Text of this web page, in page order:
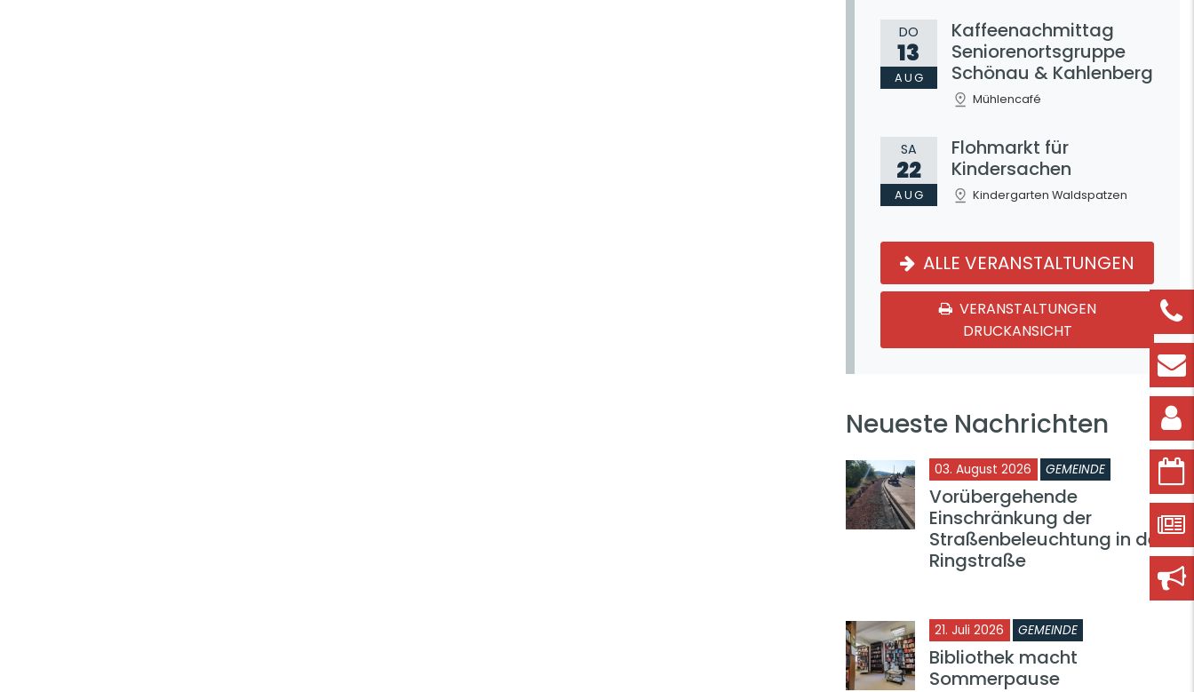
DO
13
AUG
Kaffeenachmittag
Seniorenortsgruppe
Schönau & Kahlenberg
Mühlencafé
SA
22
AUG
Flohmarkt für
Kindersachen
Kindergarten Waldspatzen
ALLE VERANSTALTUNGEN
VERANSTALTUNGEN
DRUCKANSICHT
Neueste Nachrichten
03. August 2026 GEMEINDE
Vorübergehende
Einschränkung der
Straßenbeleuchtung in der
Ringstraße
21. Juli 2026 GEMEINDE
Bibliothek macht
Sommerpause